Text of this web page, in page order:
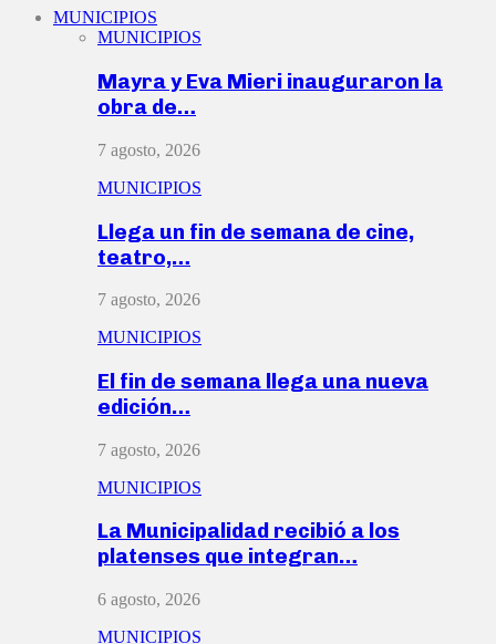
MUNICIPIOS
MUNICIPIOS
Mayra y Eva Mieri inauguraron la
obra de…
7 agosto, 2026
MUNICIPIOS
Llega un fin de semana de cine,
teatro,…
7 agosto, 2026
MUNICIPIOS
El fin de semana llega una nueva
edición…
7 agosto, 2026
MUNICIPIOS
La Municipalidad recibió a los
platenses que integran…
6 agosto, 2026
MUNICIPIOS